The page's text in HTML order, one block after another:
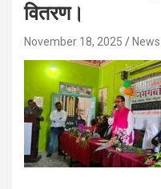
वितरण।
November 18, 2025